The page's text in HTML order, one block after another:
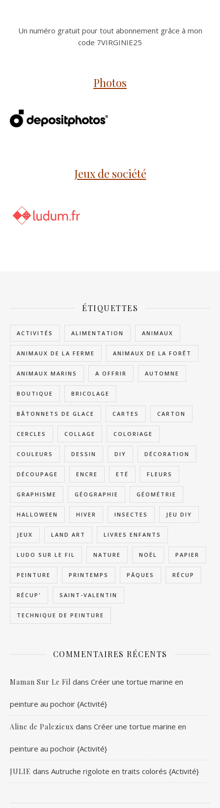
Un numéro gratuit pour tout abonnement grâce à mon
code 7VIRGINIE25
Photos
Jeux de société
ÉTIQUETTES
ACTIVITÉS ALIMENTATION ANIMAUX
ANIMAUX DE LA FERME ANIMAUX DE LA FORÊT
ANIMAUX MARINS A OFFRIR AUTOMNE
BOUTIQUE BRICOLAGE
BÂTONNETS DE GLACE CARTES CARTON
CERCLES COLLAGE COLORIAGE
COULEURS DESSIN DIY DÉCORATION
DÉCOUPAGE ENCRE ETÉ FLEURS
GRAPHISME GÉOGRAPHIE GÉOMÉTRIE
HALLOWEEN HIVER INSECTES JEU DIY
JEUX LAND ART LIVRES ENFANTS
LUDO SUR LE FIL NATURE NOËL PAPIER
PEINTURE PRINTEMPS PÂQUES RÉCUP
RÉCUP' SAINT-VALENTIN
TECHNIQUE DE PEINTURE
COMMENTAIRES RÉCENTS
Maman Sur Le Fil dans Créer une tortue marine en
peinture au pochoir {Activité}
Aline de Palezieux dans Créer une tortue marine en
peinture au pochoir {Activité}
JULIE dans Autruche rigolote en traits colorés {Activité}